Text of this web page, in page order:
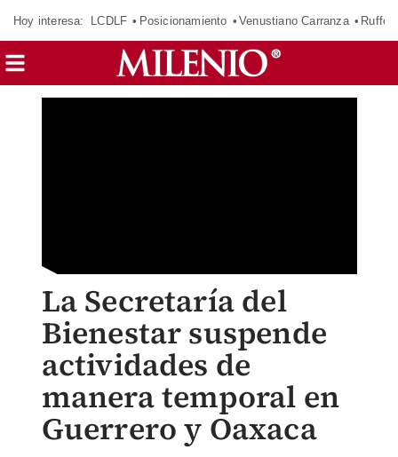
Hoy interesa: LCDLF Posicionamiento Venustiano Carranza Ruffo
La Secretaría del
Bienestar suspende
actividades de
manera temporal en
Guerrero y Oaxaca